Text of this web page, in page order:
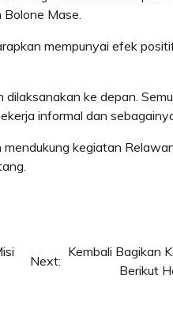
Mase.
mempunyai efek
ke depan.
informal dan
kegiatan
Next:
Kembali Bagikan
Berikut